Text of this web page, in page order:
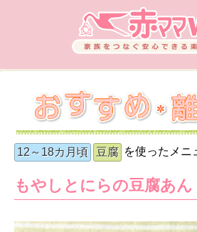
12～18カ月頃 豆腐 を使ったメニ
もやしとにらの豆腐あん